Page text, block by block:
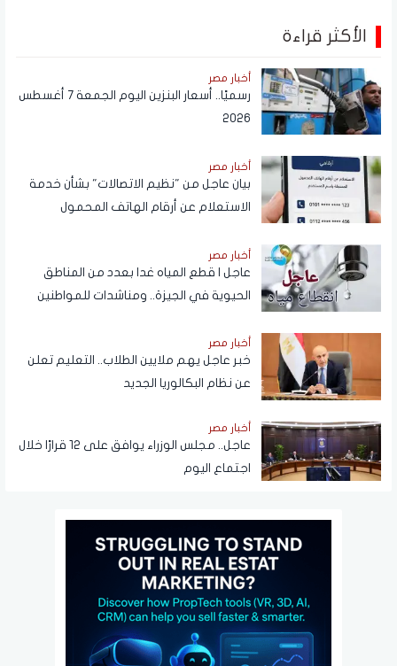
الأكثر قراءة
أخبار مصر
رسميًا.. أسعار البنزين اليوم الجمعة 7 أغسطس
2026
أخبار مصر
بيان عاجل من "نظيم الاتصالات" بشأن خدمة
الاستعلام عن أرقام الهاتف المحمول
NTRA
أخبار مصر
عاجل | قطع المياه غدا بعدد من المناطق
الحيوية في الجيزة.. ومناشدات للمواطنين
أخبار مصر
خبر عاجل يهم ملايين الطلاب.. التعليم تعلن
عن نظام البكالوريا الجديد
أخبار مصر
عاجل.. مجلس الوزراء يوافق على 12 قرارًا خلال
اجتماع اليوم